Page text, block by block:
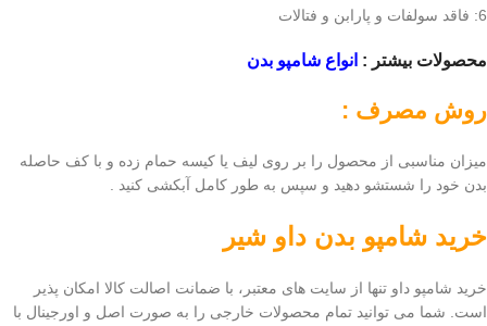
6: فاقد سولفات و پارابن و فتالات
محصولات بیشتر : انواع شامپو بدن
روش مصرف :
میزان مناسبی از محصول را بر روی لیف یا کیسه حمام زده و با کف حاصله
بدن خود را شستشو دهید و سپس به طور کامل آبکشی کنید .
خرید شامپو بدن داو شیر
خرید شامپو داو تنها از سایت های معتبر، با ضمانت اصالت کالا امکان پذیر
است. شما می توانید تمام محصولات خارجی را به صورت اصل و اورجینال با